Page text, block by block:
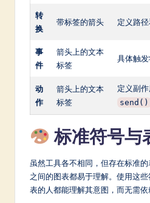
转
换
带标签的箭头 定义路径
事
件
箭头上的文本
标签
具体触发
动
作
箭头上的文本
标签
定义副作
send()
标准符号与
虽然工具各不相同，但存在标准
之间的图表都易于理解。使用这
表的人都能理解其意图，而无需依